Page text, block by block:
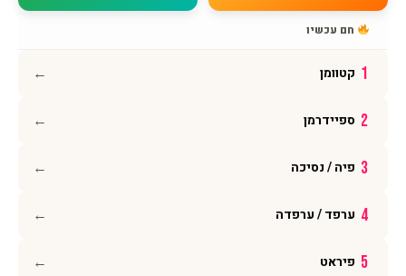
פייסבוק
וואטסאפ
חם עכשיו
1 קטוומן ←
2 ספיידרמן ←
3 פיה / נסיכה ←
4 ערפד / ערפדה ←
5 פיראט ←